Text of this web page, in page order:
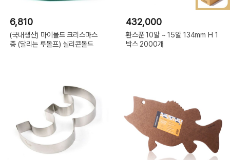
6,810
(국내생산) 마이몰드 크리스마스
종 (달리는 루돌프) 실리콘몰드
432,000
환스푼 10알 ~ 15알 134mm H 1
박스 2000개